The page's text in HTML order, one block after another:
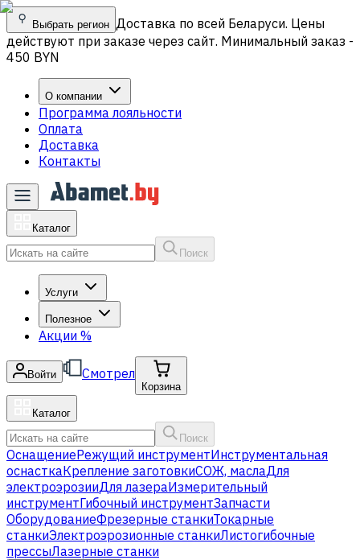
Выбрать регион Доставка по всей Беларуси. Цены
действуют при заказе через сайт. Минимальный заказ -
450 BYN
О компании
Программа лояльности
Оплата
Доставка
Контакты
Каталог
Поиск
Услуги
Полезное
Акции %
Войти Смотрел
Корзина
Каталог
Поиск
ОснащениеРежущий инструментИнструментальная
оснасткаКрепление заготовкиСОЖ, маслаДля
электроэрозииДля лазераИзмерительный
инструментГибочный инструментЗапчасти
ОборудованиеФрезерные станкиТокарные
станкиЭлектроэрозионные станкиЛистогибочные
прессыЛазерные станки